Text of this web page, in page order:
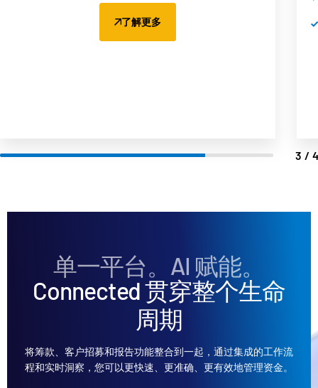
通过 FundCentre Reporting 平台，完成有限合伙人
报告的审核、发布与通知
4/
单一平台。AI 赋能。
Connected 贯穿整个生命
周期
将筹款、客户招募和报告功能整合到一起，通过集成的工作流
程和实时洞察，您可以更快速、更准确、更有效地管理资金。